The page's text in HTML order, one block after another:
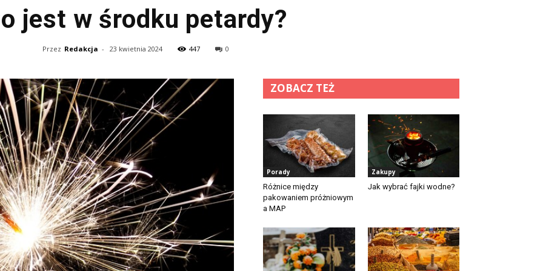
jest w środku petardy?
Przez Redakcja - 23 kwietnia 2024 447 0
ZOBACZ TEŻ
Porady
Różnice między
pakowaniem próżniowym
a MAP
Zakupy
Jak wybrać fajki wodne?